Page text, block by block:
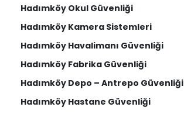
Hadımköy Okul Güvenliği
Hadımköy Kamera Sistemleri
Hadımköy Havalimanı Güvenliği
Hadımköy Fabrika Güvenliği
Hadımköy Depo – Antrepo Güvenliği
Hadımköy Hastane Güvenliği